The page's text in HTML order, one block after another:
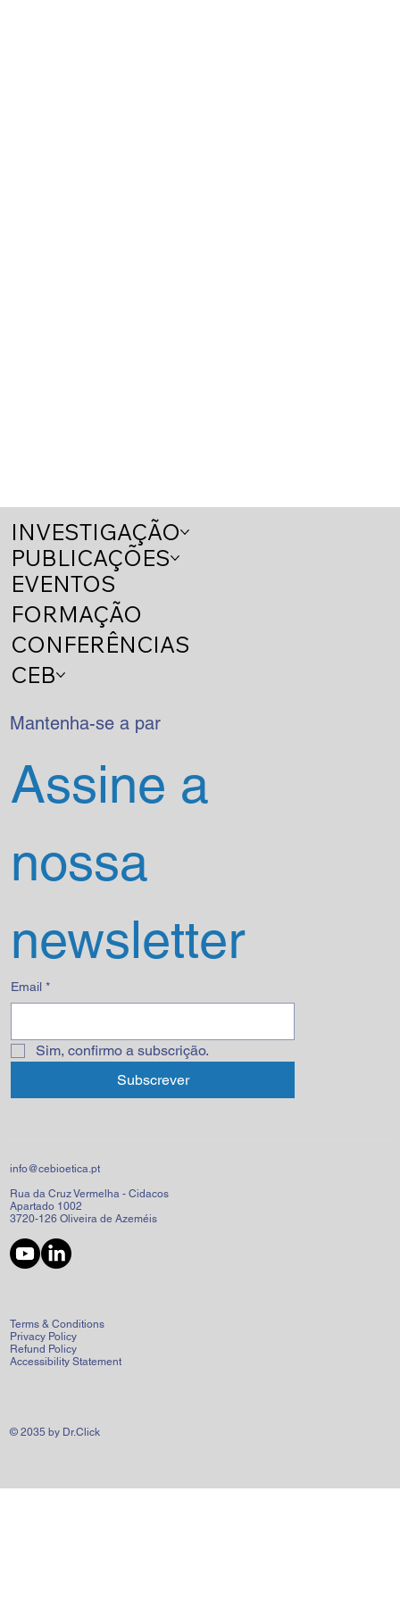
INVESTIGAÇÃO
PUBLICAÇÕES
EVENTOS
FORMAÇÃO
CONFERÊNCIAS
CEB
Mantenha-se a par
Assine a
nossa
newsletter
Email *
Sim, confirmo a subscrição.
Subscrever
info@cebioetica.pt
Rua da Cruz Vermelha - Cidacos
Apartado 1002
3720-126 Oliveira de Azeméis
Terms & Conditions
Privacy Policy
Refund Policy
Accessibility Statement
© 2035 by Dr.Click